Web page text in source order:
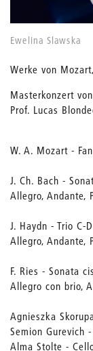
Ewelina Slawska
Werke von
Masterkonzert
Prof. Lucas
W. A. Mozart -
J. Ch. Bach -
Allegro, Andante,
J. Haydn - Trio C-
Allegro, Andante,
F. Ries - Sonata
Allegro con brio,
Agnieszka
Semion Gurevich
Alma Stolte -